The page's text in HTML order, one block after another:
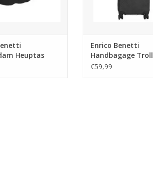
Heuptas
- zwart
Enrico Benetti
Handbagage
Louisville Zwart
€59,99